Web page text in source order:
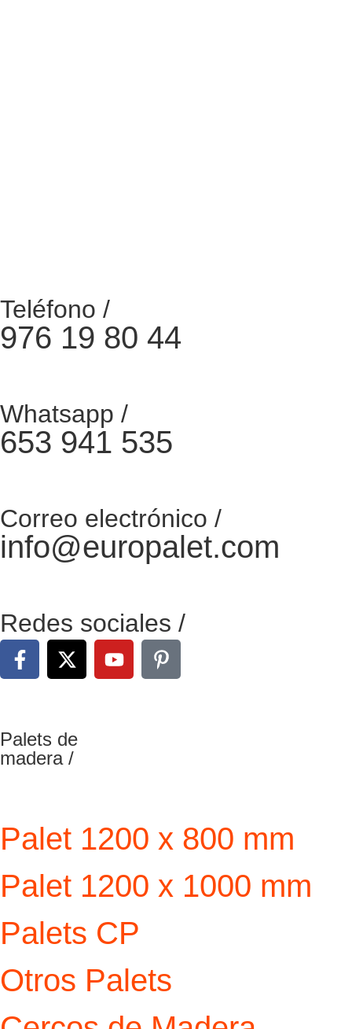
Teléfono /
976 19 80 44
Whatsapp /
653 941 535
Correo electrónico /
info@europalet.com
Redes sociales /
Palets de
madera /
Palet 1200 x 800 mm
Palet 1200 x 1000 mm
Palets CP
Otros Palets